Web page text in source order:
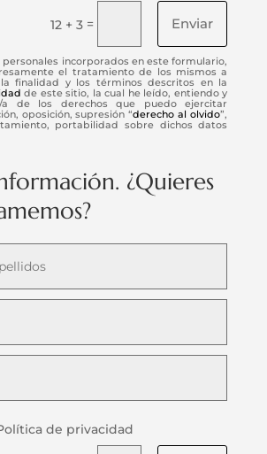
12 + 3 = Enviar
incorporados en este formulario,
el tratamiento de los mismos a
la finalidad y los términos descritos en la
de este sitio, la cual he leído, entiendo y
a de los derechos que puedo ejercitar
oposición, supresión “derecho al olvido”,
portabilidad sobre dichos datos
¿Quieres
de privacidad